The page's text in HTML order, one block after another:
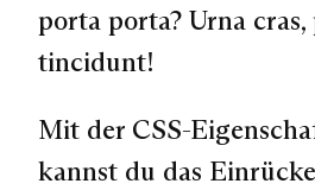
porta porta? Urna
tincidunt!
Mit der CSS-
kannst du das